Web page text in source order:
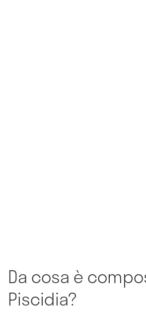
Da cosa è
Piscidia?